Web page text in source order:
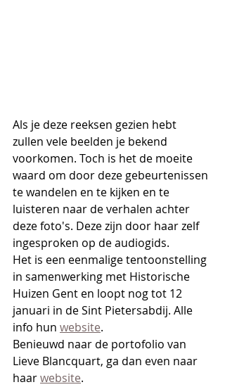
Als je deze reeksen gezien hebt
zullen vele beelden je bekend
voorkomen. Toch is het de moeite
waard om door deze gebeurtenissen
te wandelen en te kijken en te
luisteren naar de verhalen achter
deze foto's. Deze zijn door haar zelf
ingesproken op de audiogids.
Het is een eenmalige tentoonstelling
in samenwerking met Historische
Huizen Gent en loopt nog tot 12
januari in de Sint Pietersabdij. Alle
info hun website.
Benieuwd naar de portofolio van
Lieve Blancquart, ga dan even naar
haar website.